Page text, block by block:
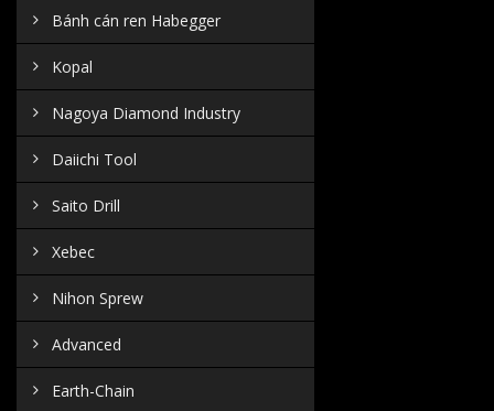
Bánh cán ren Habegger
Kopal
Nagoya Diamond Industry
Daiichi Tool
Saito Drill
Xebec
Nihon Sprew
Advanced
Earth-Chain